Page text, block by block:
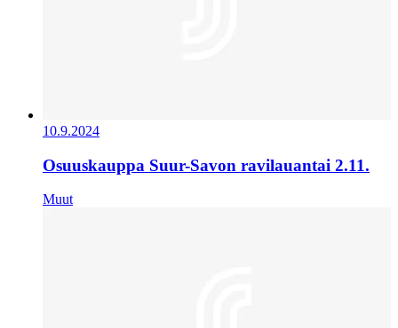
10.9.2024
Osuuskauppa Suur-Savon ravilauantai 2.11.
Muut